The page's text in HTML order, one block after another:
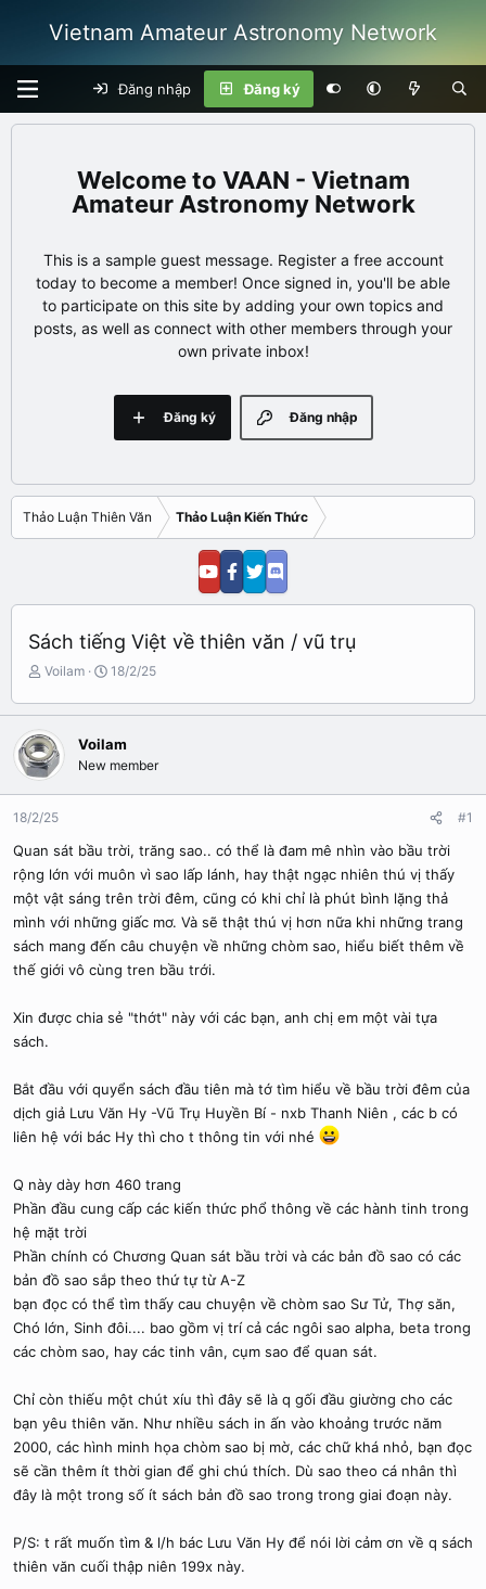
Vietnam Amateur Astronomy Network
Đăng nhập Đăng ký
VAAN - Vietnam
Amateur Astronomy Network
This is a sample guest message. Register a free account
today to become a member! Once signed in, you'll be able
to participate on this site by adding your own topics and
posts, as well as connect with other members through your
own private inbox!
Đăng nhập
Đăng ký
Thảo Luận Thiên Văn Thảo Luận Kiến Thức
Sách tiếng Việt về thiên văn / vũ trụ
N
ư
ờ
i
k
i
t
ạ
o
Voilam
N
à
b
ắ
u
18/2/25
Voilam
New member
18/2/25 #1
Quan sát bầu trời, trăng sao.. có thể là đam mê nhìn vào bầu trời
rộng lớn với muôn vì sao lấp lánh, hay thật ngạc nhiên thú vị thấy
một vật sáng trên trời đêm, cũng có khi chỉ là phút bình lặng thả
mình với những giấc mơ. Và sẽ thật thú vị hơn nữa khi những trang
sách mang đến câu chuyện về những chòm sao, hiểu biết thêm về
thế giới vô cùng tren bầu trới.
Xin được chia sẻ "thớt" này với các bạn, anh chị em một vài tựa
sách.
Bắt đầu với quyển sách đầu tiên mà tớ tìm hiểu về bầu trời đêm của
dịch giả Lưu Văn Hy -Vũ Trụ Huyền Bí - nxb Thanh Niên , các b có
liên hệ với bác Hy thì cho t thông tin với nhé
Q này dày hơn 460 trang
Phần đầu cung cấp các kiến thức phổ thông về các hành tinh trong
hệ mặt trời
Phần chính có Chương Quan sát bầu trời và các bản đồ sao có các
bản đồ sao sắp theo thứ tự từ A-Z
bạn đọc có thể tìm thấy cau chuyện về chòm sao Sư Tử, Thợ săn,
Chó lớn, Sinh đôi.... bao gồm vị trí cả các ngôi sao alpha, beta trong
các chòm sao, hay các tinh vân, cụm sao để quan sát.
Chỉ còn thiếu một chút xíu thì đây sẽ là q gối đầu giường cho các
bạn yêu thiên văn. Như nhiều sách in ấn vào khoảng trước năm
2000, các hình minh họa chòm sao bị mờ, các chữ khá nhỏ, bạn đọc
sẽ cần thêm ít thời gian để ghi chú thích. Dù sao theo cá nhân thì
đây là một trong số ít sách bản đồ sao trong trong giai đoạn này.
P/S: t rất muốn tìm & l/h bác Lưu Văn Hy để nói lời cảm ơn về q sách
thiên văn cuối thập niên 199x này.